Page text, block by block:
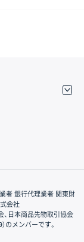
者 銀行代理業者 関東財
会社
、日本商品先物取引協会
のメンバーです。